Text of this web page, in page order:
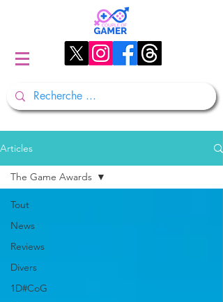
Articles
Tout
News
Reviews
Divers
1D#CoG
The Game Awards